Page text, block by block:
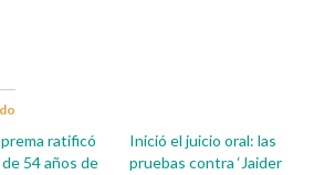
ratificó
54 años de
Inició el juicio oral: las
pruebas contra ‘Jaider